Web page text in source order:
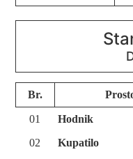
Br.
01 Hodnik
02
Kupatilo